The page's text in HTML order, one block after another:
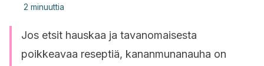
2 minuuttia
Jos etsit hauskaa ja tavanomaisesta
poikkeavaa reseptiä, kananmunanauha on